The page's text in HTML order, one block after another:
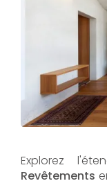
Explorez
Revêtements